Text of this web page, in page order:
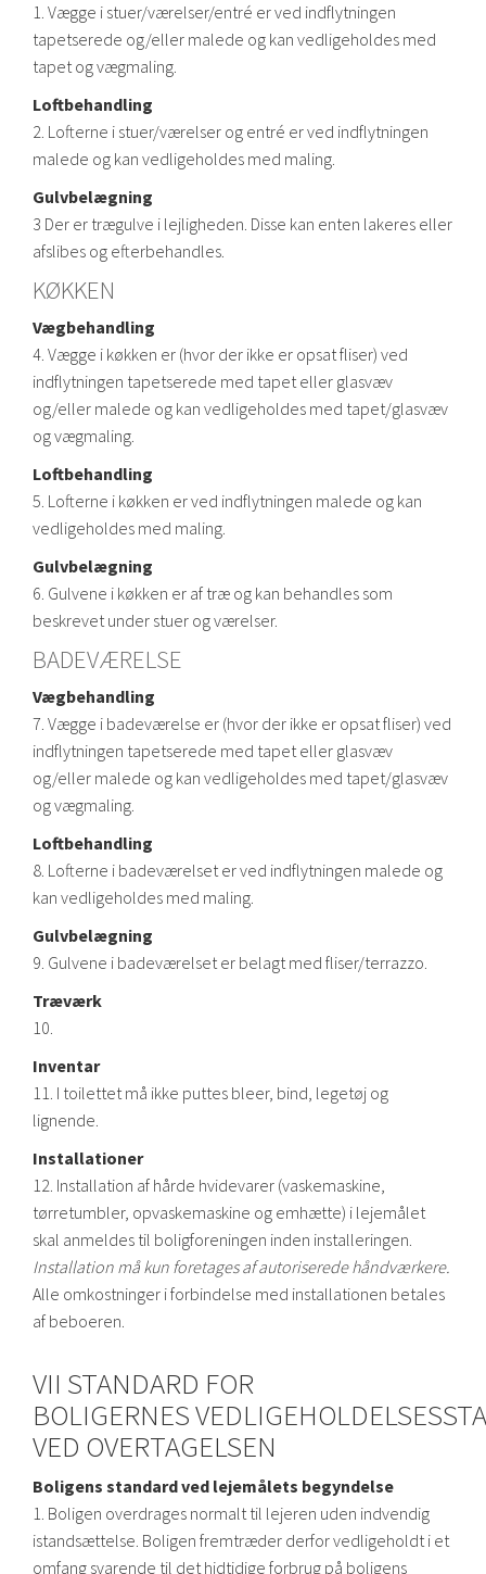
1. Vægge i stuer/værelser/entré er ved indflytningen
tapetserede og/eller malede og kan vedligeholdes med
tapet og vægmaling.
Loftbehandling
2. Lofterne i stuer/værelser og entré er ved indflytningen
malede og kan vedligeholdes med maling.
Gulvbelægning
3 Der er trægulve i lejligheden. Disse kan enten lakeres eller
afslibes og efterbehandles.
KØKKEN
Vægbehandling
4. Vægge i køkken er (hvor der ikke er opsat fliser) ved
indflytningen tapetserede med tapet eller glasvæv
og/eller malede og kan vedligeholdes med tapet/glasvæv
og vægmaling.
Loftbehandling
5. Lofterne i køkken er ved indflytningen malede og kan
vedligeholdes med maling.
Gulvbelægning
6. Gulvene i køkken er af træ og kan behandles som
beskrevet under stuer og værelser.
BADEVÆRELSE
Vægbehandling
7. Vægge i badeværelse er (hvor der ikke er opsat fliser) ved
indflytningen tapetserede med tapet eller glasvæv
og/eller malede og kan vedligeholdes med tapet/glasvæv
og vægmaling.
Loftbehandling
8. Lofterne i badeværelset er ved indflytningen malede og
kan vedligeholdes med maling.
Gulvbelægning
9. Gulvene i badeværelset er belagt med fliser/terrazzo.
Træværk
10.
Inventar
11. I toilettet må ikke puttes bleer, bind, legetøj og
lignende.
Installationer
12. Installation af hårde hvidevarer (vaskemaskine,
tørretumbler, opvaskemaskine og emhætte) i lejemålet
skal anmeldes til boligforeningen inden installeringen.
Installation må kun foretages af autoriserede håndværkere.
Alle omkostninger i forbindelse med installationen betales
af beboeren.
VII STANDARD FOR
BOLIGERNES
VED OVERTAGELSEN
Boligens standard ved lejemålets begyndelse
1. Boligen overdrages normalt til lejeren uden indvendig
istandsættelse. Boligen fremtræder derfor vedligeholdt i et
omfang svarende til det hidtidige forbrug på boligens